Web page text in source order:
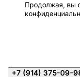
Продолжая, вы
+7 (914) 375-09-